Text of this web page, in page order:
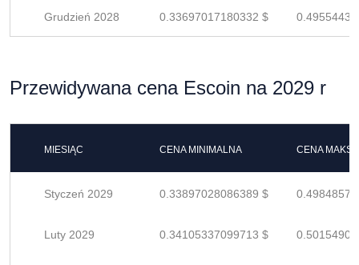
Grudzień 2028 0.33697017180332 $
Przewidywana cena Escoin na 2029 r
MIESIĄC CENA MINIMALNA CENA
Styczeń 2029 0.33897028086389 $
Luty 2029 0.34105337099713 $